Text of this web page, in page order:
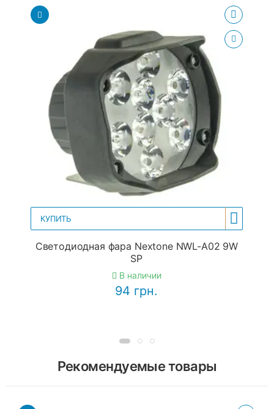
КУПИТЬ
Светодиодная фара Nextone NWL-A02 9W
SP
В наличии
94 грн.
Рекомендуемые товары